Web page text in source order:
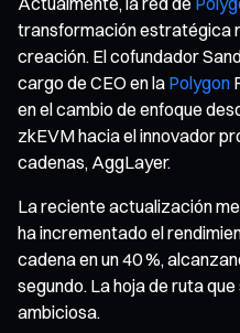
transformación estratégica
creación. El cofundador
cargo de CEO en la Polygon
en el cambio de enfoque
zkEVM hacia el innovador
cadenas, AggLayer.
La reciente actualización
ha incrementado el
cadena en un 40 %,
segundo. La hoja de ruta
ambiciosa.